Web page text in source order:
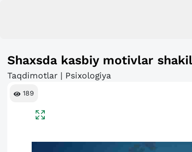
Shaxsda kasbiy motivlar
Taqdimotlar | Psixologiya
189